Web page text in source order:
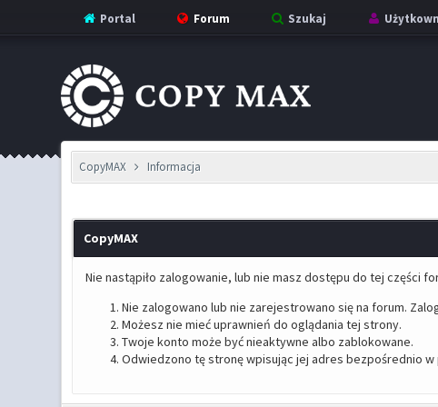
Portal Forum Szukaj
CopyMAX Informacja
CopyMAX
Nie nastąpiło zalogowanie, lub nie masz dostępu do tej części
Nie zalogowano lub nie zarejestrowano się na forum.
Możesz nie mieć uprawnień do oglądania tej strony.
Twoje konto może być nieaktywne albo zablokowane.
Odwiedzono tę stronę wpisując jej adres bezpośrednio